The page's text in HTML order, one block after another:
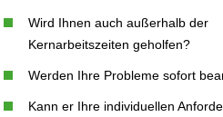
Wird Ihnen auch außerhalb der
Kernarbeitszeiten geholfen?
Werden Ihre Probleme sofort
Kann er Ihre individuellen